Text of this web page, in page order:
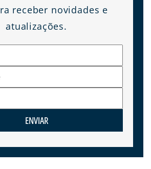
receber novidades e
atualizações.
ENVIAR